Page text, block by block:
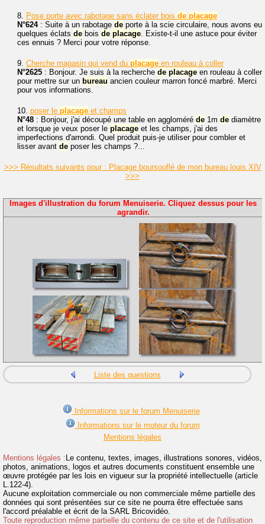
8. Pose porte avec rabotage sans éclater bois de placage
N°624: Suite à un rabotage de porte à la scie circulaire, nous avons eu
quelques éclats de bois de placage. Existe-t-il une astuce pour éviter
ces ennuis ? Merci pour votre réponse.
9. Cherche magasin qui vend du placage en rouleau à coller
N°2625 : Bonjour. Je suis à la recherche de placage en rouleau à coller
pour mettre sur un bureau ancien couleur marron foncé marbré. Merci
pour vos informations.
10. poser le placage et champs
N°48 : Bonjour, j'ai découpé une table en aggloméré de 1m de diamètre
et lorsque je veux poser le placage et les champs, j'ai des
imperfections d'arrondi. Quel produit puis-je utiliser pour combler et
lisser avant de poser les champs ?...
>>> Résultats suivants pour : Placage boursouflé de mon bureau louis XIV
>>>
Images d'illustration du forum Menuiserie. Cliquez dessus pour les
agrandir.
Liste des questions
Informations sur le forum Menuiserie
Informations sur le moteur du forum
Mentions légales
Mentions légales : Le contenu, textes, images, illustrations sonores, vidéos,
photos, animations, logos et autres documents constituent ensemble une
œuvre protégée par les lois en vigueur sur la propriété intellectuelle (article
L.122-4).
Aucune exploitation commerciale ou non commerciale même partielle des
données qui sont présentées sur ce site ne pourra être effectuée sans
l'accord préalable et écrit de la SARL Bricovidéo.
Toute reproduction même partielle du contenu de ce site et de l'utilisation